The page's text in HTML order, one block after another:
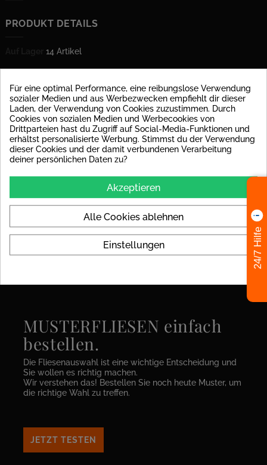
PRODUKT DETAILS
14 Artikel
Material Feinsteinzeug glasiert
Oberfläche matt
Farben schwarz
Look Vintage
Verfügbarkeit Lagerware
Spezifische Referenzen
MUSTERFLIESEN einfach
bestellen.
Die Fliesenauswahl ist eine wichtige Entscheidung und
Sie wollen es richtig machen.
Wir verstehen das! Bestellen Sie noch heute Muster, um
die richtige Wahl zu treffen.
JETZT TESTEN
Für eine optimal Performance, eine reibungslose Verwendung
sozialer Medien und aus Werbezwecken empfiehlt dir dieser
Laden, der Verwendung von Cookies zuzustimmen. Durch
Cookies von sozialen Medien und Werbecookies von
Drittparteien hast du Zugriff auf Social-Media-Funktionen und
erhältst personalisierte Werbung. Stimmst du der Verwendung
dieser Cookies und der damit verbundenen Verarbeitung
deiner persönlichen Daten zu?
Akzeptieren
Alle Cookies ablehnen
Einstellungen 24/7 Hilfe